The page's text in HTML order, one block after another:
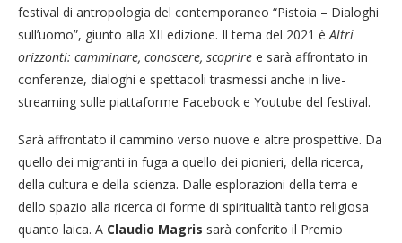
festival di antropologia del contemporaneo “Pistoia – Dialoghi
sull’uomo”, giunto alla XII edizione. Il tema del 2021 èAltri
orizzonti: camminare, conoscere, scoprire e sarà affrontato in
conferenze, dialoghi e spettacoli trasmessi anche in live-
streaming sulle piattaforme Facebook e Youtube del festival.
Sarà affrontato il cammino verso nuove e altre prospettive. Da
quello dei migranti in fuga a quello dei pionieri, della ricerca,
della cultura e della scienza. Dalle esplorazioni della terra e
dello spazio alla ricerca di forme di spiritualità tanto religiosa
quanto laica. A Claudio Magris sarà conferito il Premio